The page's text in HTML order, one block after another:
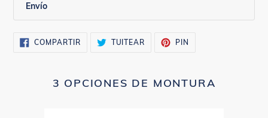
Envío
COMPARTIRCOMPARTIR
EN
TUITEAR TUITEARPIN
3 OPCIONES DE MONTURA